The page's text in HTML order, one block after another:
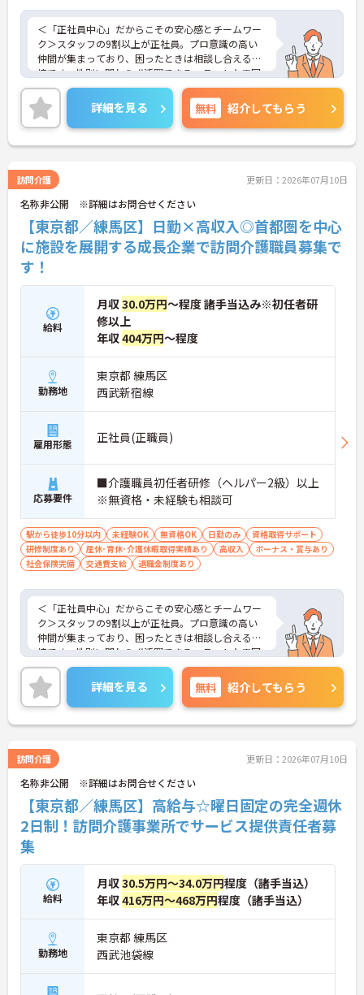
＜「正社員中心」だからこその安心感とチームワー
ク＞スタッフの9割以上が正社員。プロ意識の高い
仲間が集まっており、困ったときは相談し合える環
境です。性別に関わらず活躍できるフラットな雰囲
気があります。
＜電動自転車でラクラク移動！身体への負担を軽減
＞会社から1人1台、専用の電動自転車が支給されま
す（一部例外あり）。お客様のご自宅への移動が快
適になるだけでなく、貸与された自転車での通勤も
合えます。
＜頑張りがしっかり給与に反映される仕組み＞「社
員を大事にする」をモットーに、業界トップクラス
の給与水準を目指しています。賞与は年2回あり、資
格手当や土日出勤手当も充実。キャリアパスも明確
で、管理者へのステップアップなど、頑張りに応じ
て収入もやりがいもアップします。
詳細を見る 無料 紹介してもらう
訪問介護 更新日：2026年07月10日
名称非公開 ※詳細はお問合せください
【東京都／練馬区】日勤×高収入◎首都圏を中心
に施設を展開する成長企業で訪問介護職員募集で
す！
給料
月収30.0万円～程度 諸手当込み※初任者研
修以上
年収404万円～程度
勤務地
東京都 練馬区
西武新宿線
雇用形態 正社員(正職員)
応募要件
■介護職員初任者研修（ヘルパー2級）以上
※無資格・未経験も相談可
駅から徒歩10分以内 未経験OK 無資格OK 日勤のみ
資格取得サポート
研修制度あり
産休･育休･介護休暇取得実績あり 高収入
ボーナス・賞与あり
社会保険完備
交通費支給 退職金制度あり
＜「正社員中心」だからこその安心感とチームワー
ク＞スタッフの9割以上が正社員。プロ意識の高い
仲間が集まっており、困ったときは相談し合える環
境です。性別に関わらず活躍できるフラットな雰囲
気があります。
＜電動自転車でラクラク移動！身体への負担を軽減
＞会社から1人1台、専用の電動自転車が支給されま
す（一部例外あり）。お客様のご自宅への移動が快
適になるだけでなく、貸与された自転車での通勤も
合えます。
＜頑張りがしっかり給与に反映される仕組み＞「社
員を大事にする」をモットーに、業界トップクラス
の給与水準を目指しています。賞与は年2回あり、資
格手当や土日出勤手当も充実。キャリアパスも明確
で、管理者へのステップアップなど、頑張りに応じ
詳細を見る 無料 紹介してもらう
訪問介護 更新日：2026年07月10日
名称非公開 ※詳細はお問合せください
【東京都／練馬区】高給与☆曜日固定の完全週休
2日制！訪問介護事業所でサービス提供責任者募
集
給料
月収30.5万円～34.0万円程度（諸手当込）
年収416万円～468万円程度（諸手当込）
勤務地
東京都 練馬区
西武池袋線